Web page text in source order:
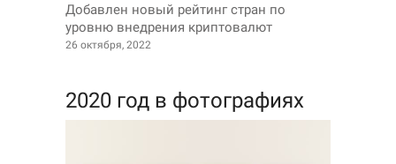
Добавлен новый рейтинг стран по
уровню внедрения криптовалют
26 октября, 2022
2020 год в фотографиях